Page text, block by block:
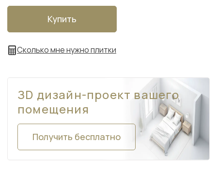
Купить
Сколько мне нужно плитки
ЗD дизайн-проект вашего
помещения
Получить бесплатно